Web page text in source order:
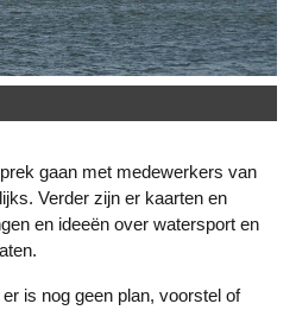
Verder zijn er kaarten en
en ideeën over watersport en